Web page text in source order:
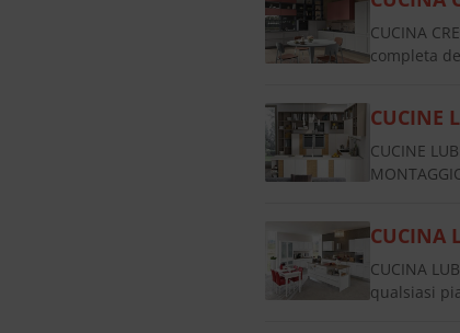
CUCINA
completa
CUCINE
CUCINE
CUCINA
CUCINA
qualsiasi